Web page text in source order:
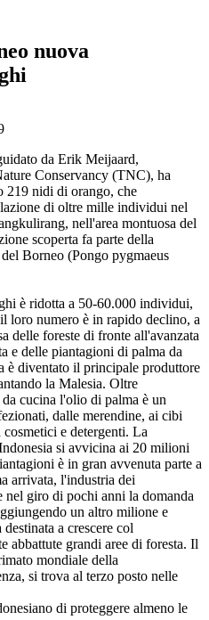
nuova
da Erik Meijaard,
Conservancy (TNC), ha
219 nidi di orango, che
di oltre mille individui nel
nell'area montuosa del
scoperta fa parte della
Borneo (Pongo pygmaeus
è ridotta a 50-60.000 individui,
loro numero è in rapido declino, a
delle foreste di fronte all'avanzata
e delle piantagioni di palma da
diventato il principale produttore
la Malesia. Oltre
cucina l'olio di palma è un
dalle merendine, ai cibi
e detergenti. La
si avvicina ai 20 milioni
è in gran avvenuta parte a
arrivata, l'industria dei
nel giro di pochi anni la domanda
un altro milione e
a crescere col
abbattute grandi aree di foresta. Il
mondiale della
si trova al terzo posto nelle
di proteggere almeno le